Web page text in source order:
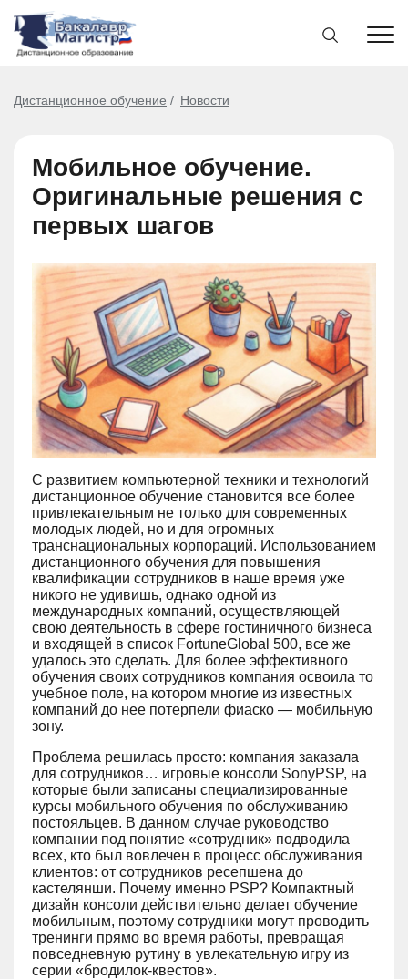
Дистанционное обучение Новости
Мобильное обучение.
Оригинальные решения с
первых шагов
С развитием компьютерной техники и технологий
дистанционное обучение становится все более
привлекательным не только для современных
молодых людей, но и для огромных
транснациональных корпораций. Использованием
дистанционного обучения для повышения
квалификации сотрудников в наше время уже
никого не удивишь, однако одной из
международных компаний, осуществляющей
свою деятельность в сфере гостиничного бизнеса
и входящей в список FortuneGlobal 500, все же
удалось это сделать. Для более эффективного
обучения своих сотрудников компания освоила то
учебное поле, на котором многие из известных
компаний до нее потерпели фиаско ― мобильную
зону.
Проблема решилась просто: компания заказала
для сотрудников… игровые консоли SonyPSP, на
которые были записаны специализированные
курсы мобильного обучения по обслуживанию
постояльцев. В данном случае руководство
компании под понятие «сотрудник» подводила
всех, кто был вовлечен в процесс обслуживания
клиентов: от сотрудников ресепшена до
кастелянши. Почему именно PSP? Компактный
дизайн консоли действительно делает обучение
мобильным, поэтому сотрудники могут проводить
тренинги прямо во время работы, превращая
повседневную рутину в увлекательную игру из
серии «бродилок-квестов».